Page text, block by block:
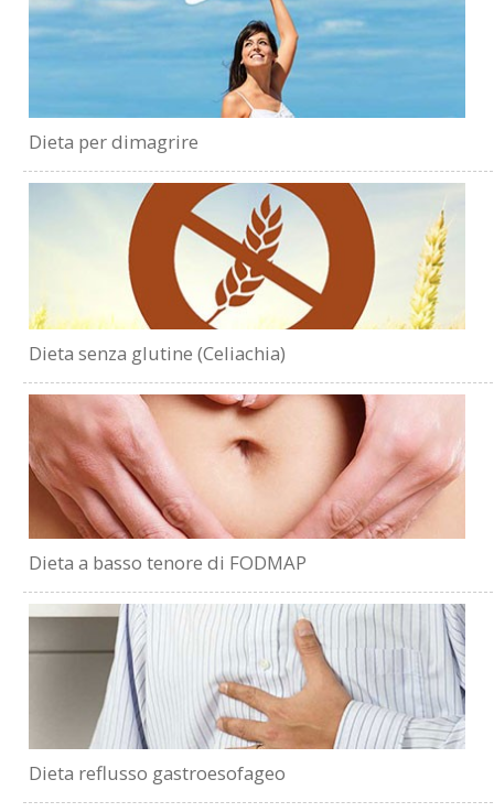
Dieta per dimagrire
Dieta senza glutine (Celiachia)
Dieta a basso tenore di FODMAP
Dieta reflusso gastroesofageo